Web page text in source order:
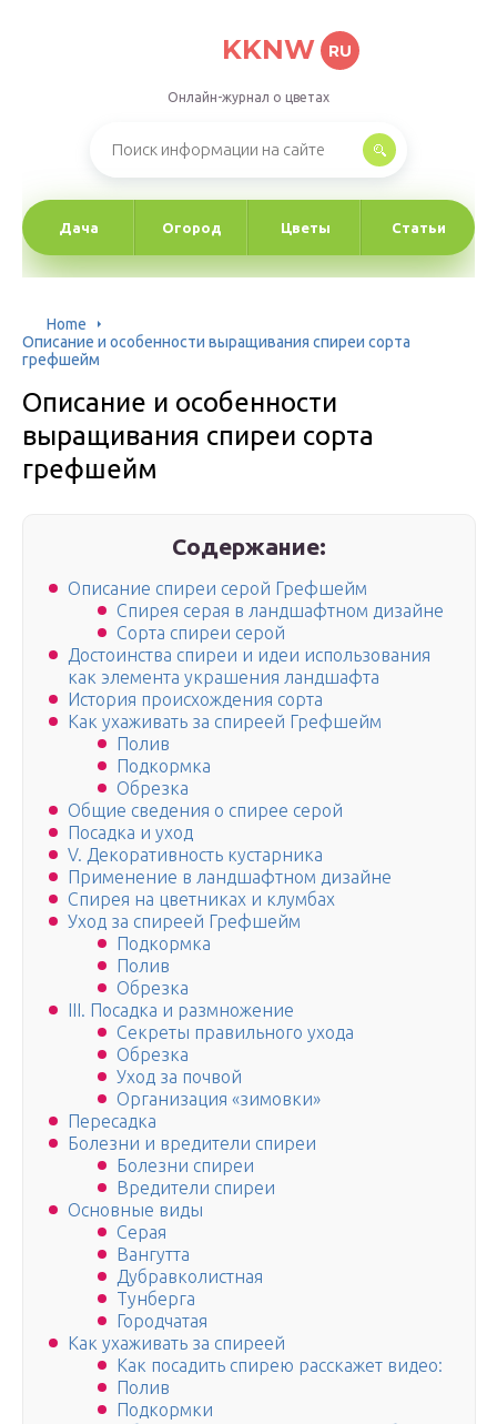
KKNW RU
Онлайн-журнал о цветах
Дача Огород Цветы Статьи
Home
Описание и особенности выращивания спиреи сорта
грефшейм
Описание и особенности
выращивания спиреи сорта
грефшейм
Содержание:
Описание спиреи серой Грефшейм
Спирея серая в ландшафтном дизайне
Сорта спиреи серой
Достоинства спиреи и идеи использования
как элемента украшения ландшафта
История происхождения сорта
Как ухаживать за спиреей Грефшейм
Полив
Подкормка
Обрезка
Общие сведения о спирее серой
Посадка и уход
V. Декоративность кустарника
Применение в ландшафтном дизайне
Спирея на цветниках и клумбах
Уход за спиреей Грефшейм
Подкормка
Полив
Обрезка
III. Посадка и размножение
Секреты правильного ухода
Обрезка
Уход за почвой
Организация «зимовки»
Пересадка
Болезни и вредители спиреи
Болезни спиреи
Вредители спиреи
Основные виды
Серая
Вангутта
Дубравколистная
Тунберга
Городчатая
Как ухаживать за спиреей
Как посадить спирею расскажет видео:
Полив
Подкормки